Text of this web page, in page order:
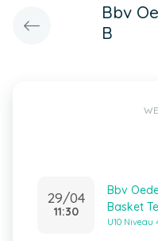
Bbv
B
29/04
11:30
Bbv
Basket
U10